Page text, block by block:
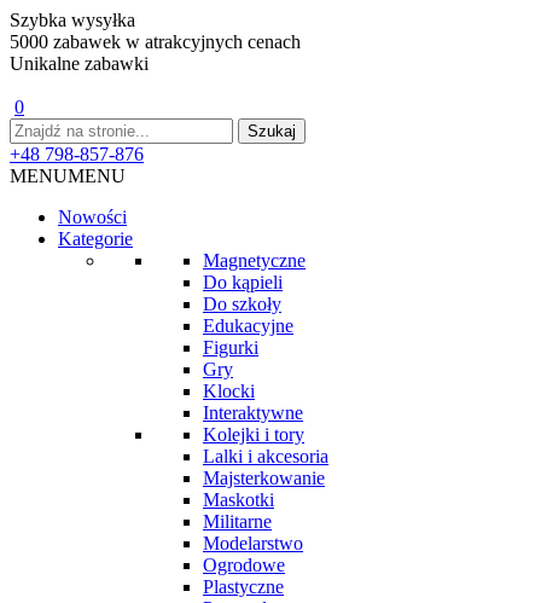
Szybka wysyłka
5000 zabawek w atrakcyjnych cenach
Unikalne zabawki
0
+48 798-857-876
MENUMENU
Nowości
Kategorie
Magnetyczne
Do kąpieli
Do szkoły
Edukacyjne
Figurki
Gry
Klocki
Interaktywne
Kolejki i tory
Lalki i akcesoria
Majsterkowanie
Maskotki
Militarne
Modelarstwo
Ogrodowe
Plastyczne